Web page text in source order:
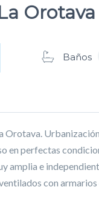
Orotava
Baños
Orotava.
en perfectas
amplia e
con